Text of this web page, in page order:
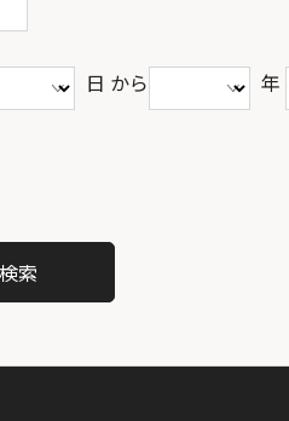
日 から 年